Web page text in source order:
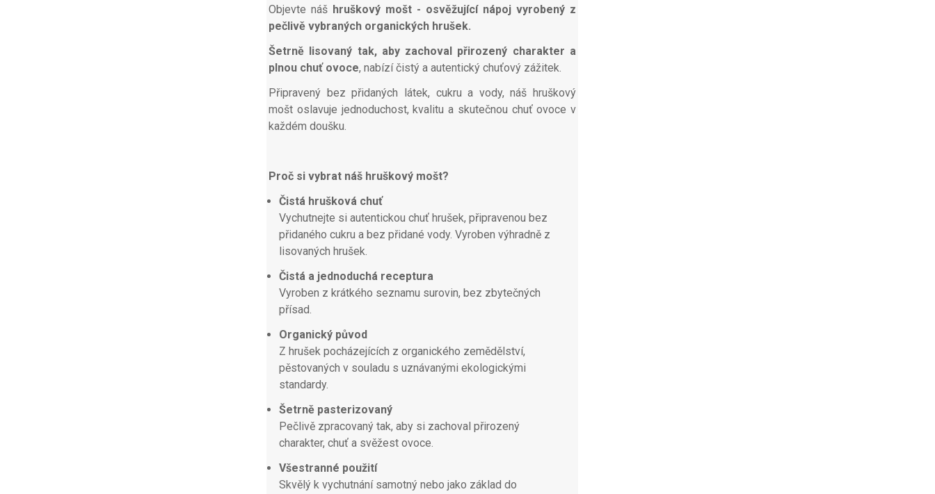
Objevte náš hruškový mošt - osvěžující nápoj vyrobený z
pečlivě vybraných organických hrušek.
Šetrně lisovaný tak, aby zachoval přirozený charakter a
plnou chuť ovoce, nabízí čistý a autentický chuťový zážitek.
Připravený bez přidaných látek, cukru a vody, náš hruškový
mošt oslavuje jednoduchost, kvalitu a skutečnou chuť ovoce v
každém doušku.
Proč si vybrat náš hruškový mošt?
Čistá hrušková chuť
Vychutnejte si autentickou chuť hrušek, připravenou bez
přidaného cukru a bez přidané vody. Vyroben výhradně z
lisovaných hrušek.
Čistá a jednoduchá receptura
Vyroben z krátkého seznamu surovin, bez zbytečných
přísad.
Organický původ
Z hrušek pocházejících z organického zemědělství,
pěstovaných v souladu s uznávanými ekologickými
standardy.
Šetrně pasterizovaný
Pečlivě zpracovaný tak, aby si zachoval přirozený
charakter, chuť a svěžest ovoce.
Všestranné použití
Skvělý k vychutnání samotný nebo jako základ do